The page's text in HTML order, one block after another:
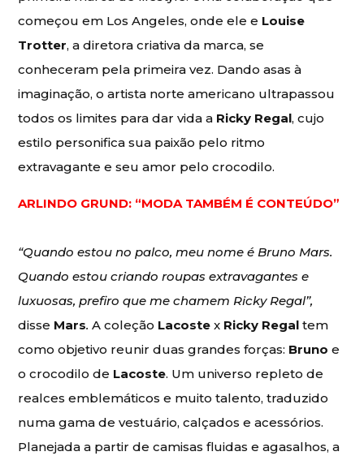
começou em Los Angeles, onde ele e Louise
Trotter, a diretora criativa da marca, se
conheceram pela primeira vez. Dando asas à
imaginação, o artista norte americano ultrapassou
todos os limites para dar vida a Ricky Regal, cujo
estilo personifica sua paixão pelo ritmo
extravagante e seu amor pelo crocodilo.
ARLINDO GRUND: “MODA TAMBÉM É CONTEÚDO”
“Quando estou no palco, meu nome é Bruno Mars.
Quando estou criando roupas extravagantes e
luxuosas, prefiro que me chamem Ricky Regal”,
disse Mars.A coleção Lacoste x Ricky Regal tem
como objetivo reunir duas grandes forças: Bruno e
o crocodilo de Lacoste. Um universo repleto de
realces emblemáticos e muito talento, traduzido
numa gama de vestuário, calçados e acessórios.
Planejada a partir de camisas fluidas e agasalhos, a